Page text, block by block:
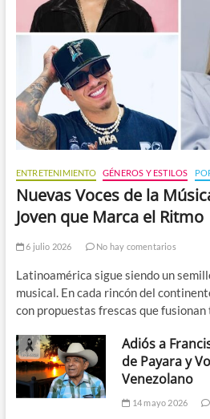
ENTRETENIMIENTO GÉNEROS Y ESTILOS
Nuevas Voces de la
Joven que Marca el Ritmo
6 julio 2026 No hay comentarios
Latinoamérica sigue siendo un
musical. En cada rincón del
con propuestas frescas que fusionan
Adiós a
de Payara y
Venezolano
14 mayo 2026